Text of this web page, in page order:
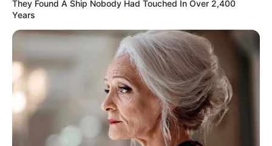
They Found A Ship Nobody Had Touched In Over 2,400
Years